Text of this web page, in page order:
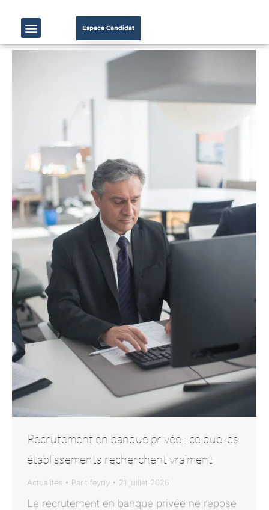
Espace Candidat
Recrutement en banque privée : ce que les
établissements recherchent vraiment
Actualités Par t feydy 21 juillet 2026
Le recrutement en banque privée ne repose